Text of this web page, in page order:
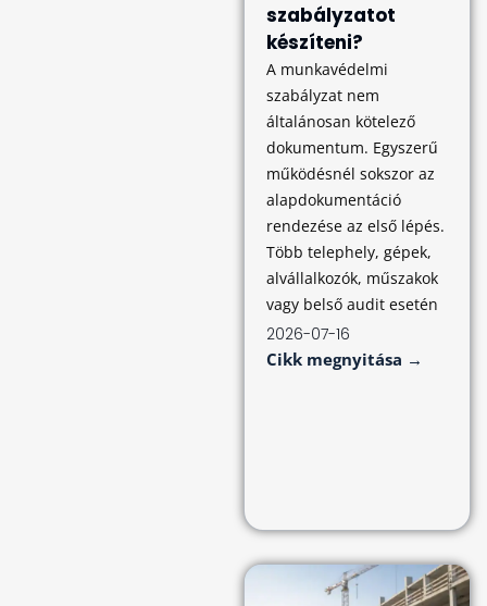
szabályzatot
készíteni?
A munkavédelmi
szabályzat nem
általánosan kötelező
dokumentum. Egyszerű
működésnél sokszor az
alapdokumentáció
rendezése az első lépés.
Több telephely, gépek,
alvállalkozók, műszakok
vagy belső audit esetén
2026-07-16
Cikk megnyitása →